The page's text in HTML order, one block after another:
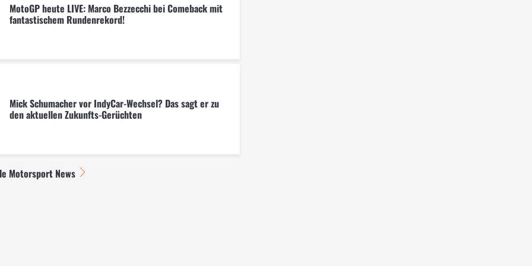
MotoGP heute LIVE: Marco Bezzecchi bei Comeback mit
fantastischem Rundenrekord!
Mick Schumacher vor IndyCar-Wechsel? Das sagt er zu
den aktuellen Zukunfts-Gerüchten
Motorsport News